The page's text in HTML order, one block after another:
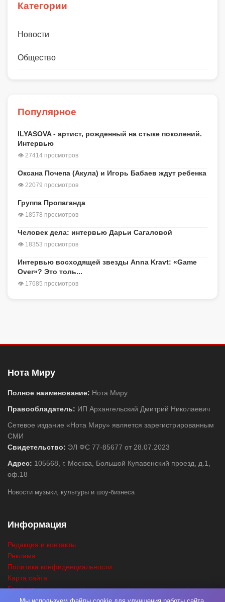
Категории
Новости
Общество
Популярное
ILYASOVA - артист, рожденный на стыке поколений.
Интервью
👁 27414 просмотров
Оксана Почепа (Акула) и Игорь Бабаев ждут ребенка
👁 22079 просмотров
Группа Пропаганда
👁 18578 просмотров
Человек дела: интервью Дарьи Сагаловой
👁 18353 просмотров
Интервью восходящей звезды Anna Kravt: «Game
Over»? Это толь...
👁 17685 просмотров
Нота Миру
Полное наименование: Нота Миру
Правообладатель: ИП Архангельский Дмитрий Николаевич
Сетевое издание «Нота Миру» является зарегистрированным
СМИ
Свидетельство: ЭЛ ФС 77-85677 от 28.07.2023
Адрес: 105568, г. Москва, Большой Купавенский проезд, д.1,
оф.18
Новости музыки, культуры и шоу-бизнеса
Информация
Редакция и контакты
Реклама
Политика конфиденциальности
Карта сайта
Главная
Поиск